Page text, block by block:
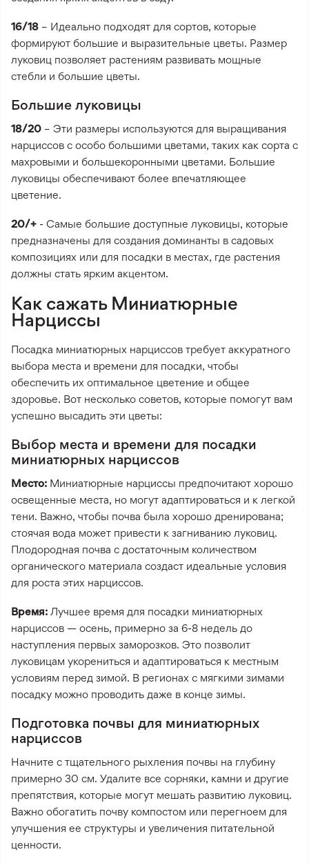
16/18 – Идеально подходят для сортов, которые
формируют большие и выразительные цветы. Размер
луковиц позволяет растениям развивать мощные
стебли и большие цветы.
Большие луковицы
18/20 – Эти размеры используются для выращивания
нарциссов с особо большими цветами, таких как сорта с
махровыми и большекоронными цветами. Большие
луковицы обеспечивают более впечатляющее
цветение.
20/+ - Самые большие доступные луковицы, которые
предназначены для создания доминанты в садовых
композициях или для посадки в местах, где растения
должны стать ярким акцентом.
Как сажать Миниатюрные
Нарциссы
Посадка миниатюрных нарциссов требует аккуратного
выбора места и времени для посадки, чтобы
обеспечить их оптимальное цветение и общее
здоровье. Вот несколько советов, которые помогут вам
успешно высадить эти цветы:
Выбор места и времени для посадки
миниатюрных нарциссов
Место: Миниатюрные нарциссы предпочитают хорошо
освещенные места, но могут адаптироваться и к легкой
тени. Важно, чтобы почва была хорошо дренирована;
стоячая вода может привести к загниванию луковиц.
Плодородная почва с достаточным количеством
органического материала создаст идеальные условия
для роста этих нарциссов.
Время: Лучшее время для посадки миниатюрных
нарциссов — осень, примерно за 6-8 недель до
наступления первых заморозков. Это позволит
луковицам укорениться и адаптироваться к местным
условиям перед зимой. В регионах с мягкими зимами
посадку можно проводить даже в конце зимы.
Подготовка почвы для миниатюрных
нарциссов
Начните с тщательного рыхления почвы на глубину
примерно 30 см. Удалите все сорняки, камни и другие
препятствия, которые могут мешать развитию луковиц.
Важно обогатить почву компостом или перегноем для
улучшения ее структуры и увеличения питательной
ценности.